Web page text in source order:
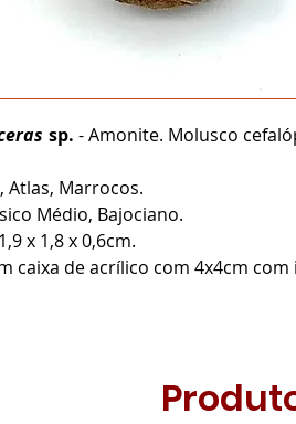
sp. - Amonite. Molusco
Atlas, Marrocos.
Médio, Bajociano.
1,9 x 1,8 x 0,6cm.
caixa de acrílico com 4x4cm